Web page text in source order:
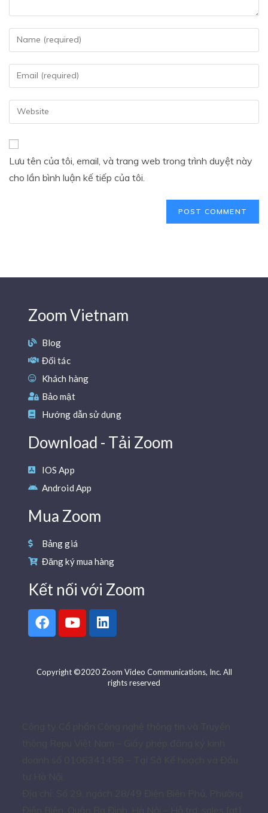
Lưu tên của tôi, email, và trang web trong trình duyệt này
cho lần bình luận kế tiếp của tôi.
Zoom Vietnam
Blog
Đối tác
Khách hàng
Bảo mật
Hướng dẫn sử dụng
Download - Tải Zoom
IOS App
Android App
Mua Zoom
Bảng giá
Đăng ký mua hàng
Kết nối với Zoom
Copyright ©2020 Zoom Video Communications, Inc. All
rights reserved